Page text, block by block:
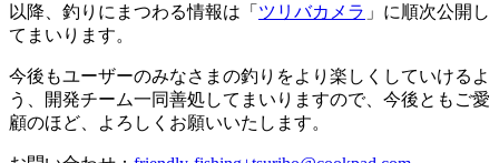
以降、釣りにまつわる情報は「 ツリバカメラ 」に順次公開し
てまいります。
今後もユーザーのみなさまの釣りをより楽しくしていけるよ
う、開発チーム一同善処してまいりますので、今後ともご愛
顧のほど、よろしくお願いいたします。